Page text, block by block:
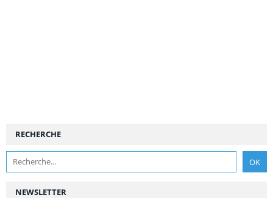
NEWSLETTER
RECHERCHE